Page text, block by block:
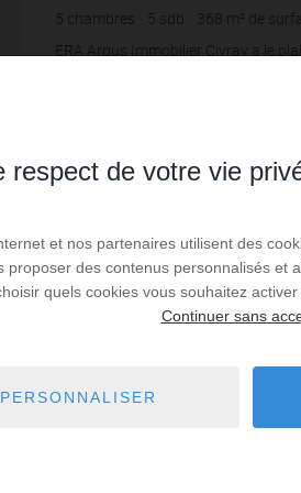
5 chambres 5 sdb 368 m² de
4 928
m² de terrain 1 220,11 €
ERA Argus Immobilier Civray a le
Lire la
respect de votre vie
et nos partenaires utilisent des
proposer des contenus personnalisés et
quels cookies vous souhaitez activer
Continuer sans
PERSONNALISER